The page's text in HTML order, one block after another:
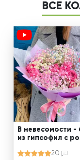
ВСЕ
В невесомости -
из гипсофил с
20